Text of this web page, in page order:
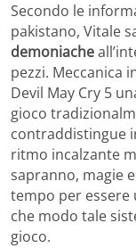
Secondo le
pakistano, Vitale
demoniache
pezzi. Meccanica
Devil May Cry 5
gioco
contraddistingue
ritmo incalzante
sapranno, magie
tempo per essere
che modo tale
gioco.